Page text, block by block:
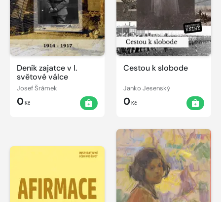
Deník zajatce v I.
světové válce
Josef Šrámek
0Kč
Cestou k slobode
Janko Jesenský
0Kč